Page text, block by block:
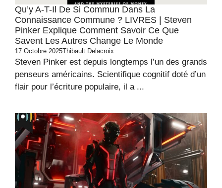
Qu’y A-T-Il De Si Commun Dans La
Connaissance Commune ? LIVRES | Steven
Pinker Explique Comment Savoir Ce Que
Savent Les Autres Change Le Monde
17 Octobre 2025Thibault Delacroix
Steven Pinker est depuis longtemps l’un des grands
penseurs américains. Scientifique cognitif doté d’un
flair pour l’écriture populaire, il a ...